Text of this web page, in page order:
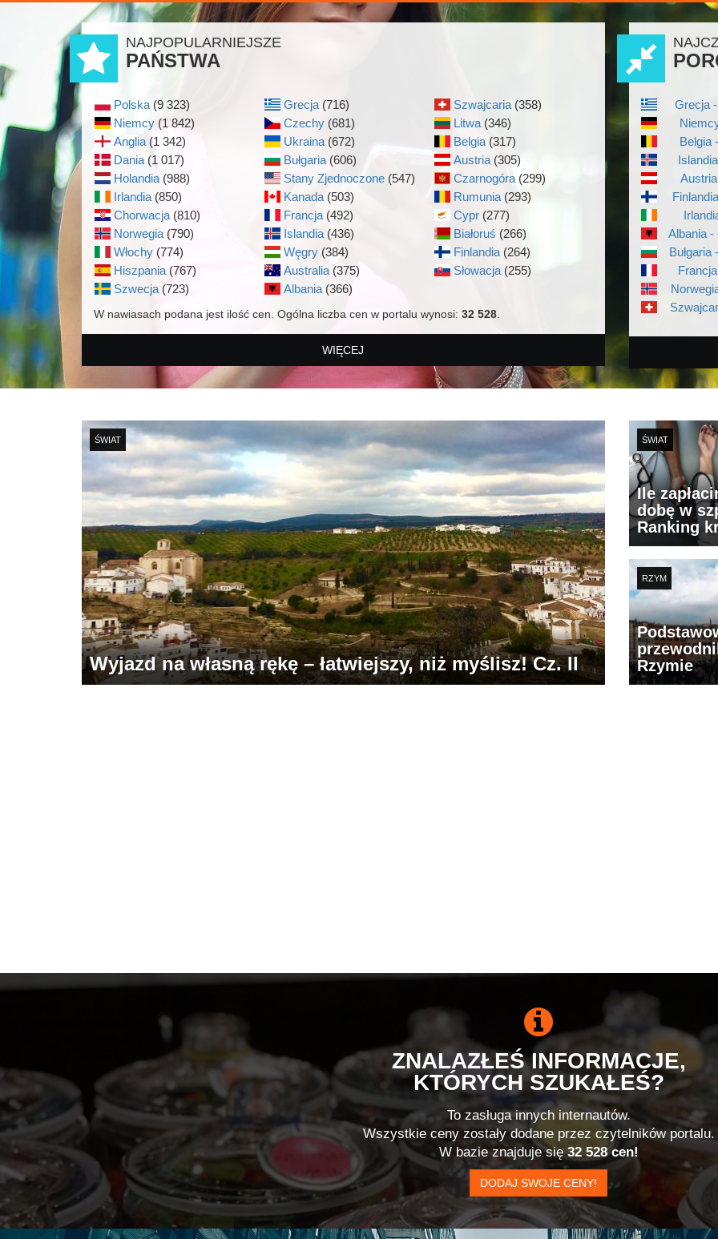
NAJPOPULARNIEJSZE
PAŃSTWA
Polska (9 323)
Niemcy (1 842)
Anglia (1 342)
Dania (1 017)
Holandia (988)
Irlandia (850)
Chorwacja (810)
Norwegia (790)
Włochy (774)
Hiszpania (767)
Szwecja (723)
Grecja (716)
Czechy (681)
Ukraina (672)
Bułgaria (606)
Stany Zjednoczone (547)
Kanada (503)
Francja (492)
Islandia (436)
Węgry (384)
Australia (375)
Albania (366)
Szwajcaria (358)
Litwa (346)
Belgia (317)
Austria (305)
Czarnogóra (299)
Rumunia (293)
Cypr (277)
Białoruś (266)
Finlandia (264)
Słowacja (255)
W nawiasach podana jest ilość cen. Ogólna liczba cen w portalu wynosi: 32 528
WIĘCEJ
Grecja
Belgia
Albania -
Bułgaria
ŚWIAT
Wyjazd na własną rękę – łatwiejszy, niż myślisz! Cz. II
ŚWIAT
Ile
dobę w
Ranking
RZYM
Rzymie
ZNALAZŁEŚ INFORMACJE,
KTÓRYCH SZUKAŁEŚ?
To zasługa innych internautów.
Wszystkie ceny zostały dodane przez czytelników portalu.
W bazie znajduje się32 528 cen!
DODAJ SWOJE CENY!